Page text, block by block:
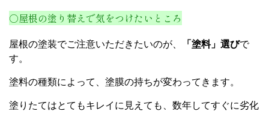
○屋根の塗り替えで気をつけたいところ
屋根の塗装でご注意いただきたいのが、 「塗料」選びで
す。
塗料の種類によって、塗膜の持ちが変わってきます。
塗りたてはとてもキレイに見えても、数年してすぐに劣化